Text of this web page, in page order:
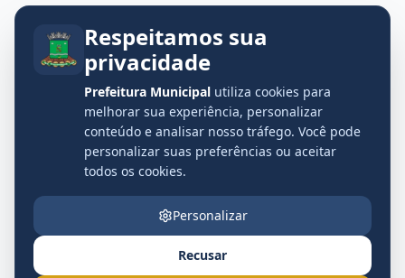
Respeitamos sua
privacidade
Prefeitura Municipal utiliza cookies para
melhorar sua experiência, personalizar
conteúdo e analisar nosso tráfego. Você pode
personalizar suas preferências ou aceitar
todos os cookies.
Personalizar
Recusar Nova